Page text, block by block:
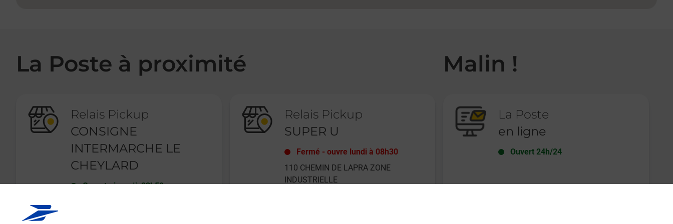
La Poste à proximité
Relais Pickup
CONSIGNE
INTERMARCHE LE
CHEYLARD
Ouvert-jusqu'à 23h59
Relais Pickup
SUPER U
Fermé - ouvre lundi à 08h30
110 CHEMIN DE LAPRA ZONE
INDUSTRIELLE
Malin !
La Poste
en ligne
Ouvert 24h/24